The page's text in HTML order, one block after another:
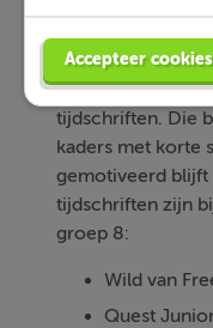
uitleest. Gelukkig
om informatieve
tijdschriften. Die
kaders met korte
gemotiveerd blijft
tijdschriften zijn
groep 8:
Wild van
Quest
Accepteer cookies